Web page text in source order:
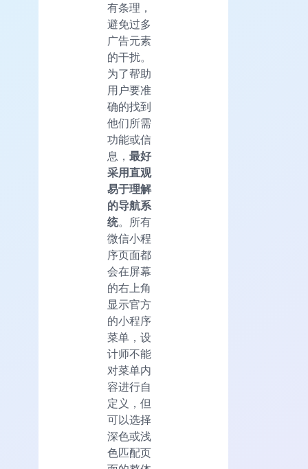
有条理，
避免过多
广告元素
的干扰。
为了帮助
用户要准
确的找到
他们所需
功能或信
息， 最好
采用直观
易于理解
的导航系
统。所有
微信小程
序页面都
会在屏幕
的右上角
显示官方
的小程序
菜单，设
计师不能
对菜单内
容进行自
定义，但
可以选择
深色或浅
色匹配页